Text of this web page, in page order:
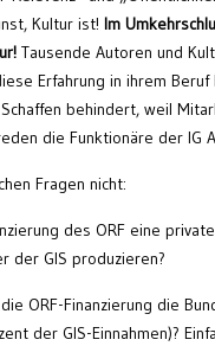
Kultur ist! Im
Tausende Autoren und
Erfahrung in ihrem
behindert, weil
die Funktionäre der IG
Fragen nicht:
des ORF eine
der GIS produzieren?
ORF-Finanzierung die
der GIS-Einnahmen)?